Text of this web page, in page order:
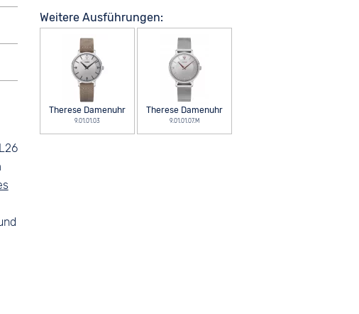
Weitere Ausführungen:
Therese Damenuhr
9.01.01.03
Therese Damenuhr
9.01.01.07.M